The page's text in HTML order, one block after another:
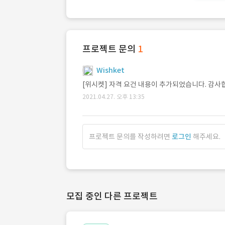
프로젝트 문의 1
Wishket
[위시켓] 자격 요건 내용이 추가되었습니다. 감사
2021.04.27. 오후 13:35
프로젝트 문의를 작성하려면 로그인 해주세요.
모집 중인 다른 프로젝트